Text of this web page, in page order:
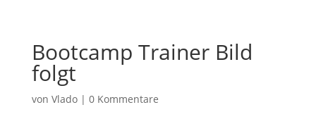
Bootcamp Trainer Bild
folgt
von Vlado| 0 Kommentare